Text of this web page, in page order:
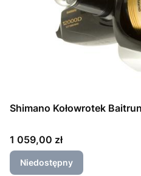
Shimano Kołowrotek
Cena
1 059,00 zł
Niedostępny